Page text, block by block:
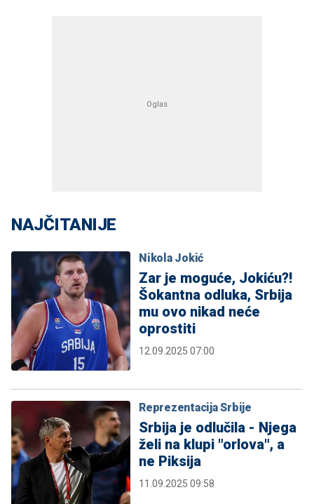
NAJČITANIJE
Nikola Jokić
Zar je moguće, Jokiću?!
Šokantna odluka, Srbija
mu ovo nikad neće
oprostiti
12.09.2025 07:00
Reprezentacija Srbije
Srbija je odlučila - Njega
želi na klupi "orlova", a
ne Piksija
11.09.2025 09:58